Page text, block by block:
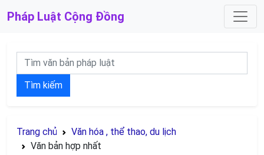
Pháp Luật Cộng Đồng
Tìm kiếm
Trang chủ
Văn hóa , thể thao, du lịch
Văn bản hợp nhất